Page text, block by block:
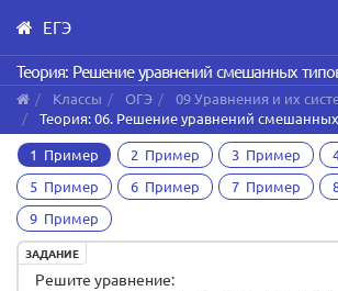
Skip
to
main
content
ЕГЭ
Теория: Решение уравнений смешанных
Классы ОГЭ
09 Уравнения и их
Теория: 06. Решение уравнений
1 Пример 2 Пример 3 Пример
5 Пример
6 Пример 7 Пример
9 Пример
ЗАДАНИЕ
Решите уравнение: